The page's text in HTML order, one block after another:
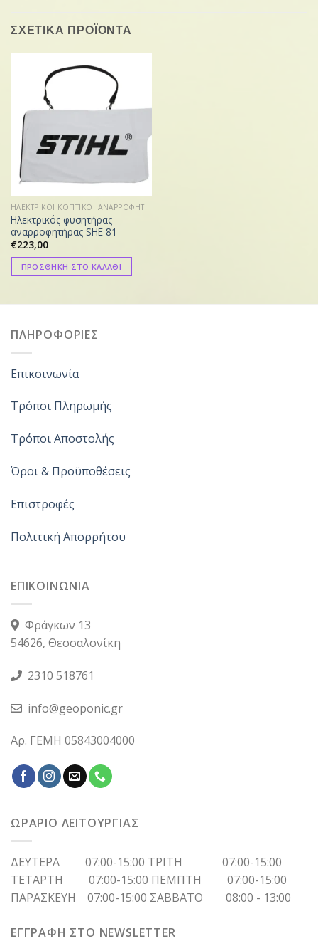
ΣΧΕΤΙΚΑ ΠΡΟΪΟΝΤΑ
ΗΛΕΚΤΡΙΚΟΙ ΚΟΠΤΙΚΟΙ ΑΝΑΡΡΟΦΗΤΗΡΕΣ
Ηλεκτρικός φυσητήρας –
αναρροφητήρας SHE 81
€223,00
ΠΡΟΣΘΗΚΗ ΣΤΟ ΚΑΛΑΘΙ
ΠΛΗΡΟΦΟΡΙΕΣ
Επικοινωνία
Τρόποι Πληρωμής
Τρόποι Αποστολής
Όροι & Προϋποθέσεις
Επιστροφές
Πολιτική Απορρήτου
ΕΠΙΚΟΙΝΩΝΙΑ
Φράγκων 13
54626, Θεσσαλονίκη
2310 518761
info@geoponic.gr
Αρ. ΓΕΜΗ 05843004000
ΩΡΑΡΙΟ ΛΕΙΤΟΥΡΓΙΑΣ
ΔΕΥΤΕΡΑ 07:00-15:00 ΤΡΙΤΗ 07:00-15:00
ΤΕΤΑΡΤΗ 07:00-15:00 ΠΕΜΠΤΗ 07:00-15:00
ΠΑΡΑΣΚΕΥΗ 07:00-15:00 ΣΑΒΒΑΤΟ 08:00 - 13:00
ΕΓΓΡΑΦΗ ΣΤΟ NEWSLETTER